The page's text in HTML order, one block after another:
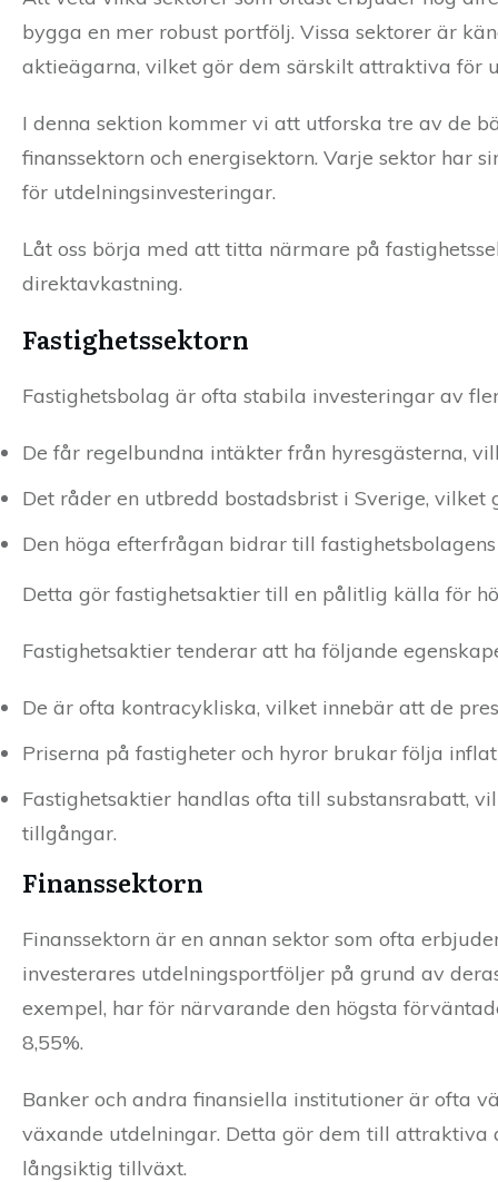
bygga en mer robust portfölj. Vissa sektorer är
aktieägarna, vilket gör dem särskilt attraktiva för
I denna sektion kommer vi att utforska tre av de
finanssektorn och energisektorn. Varje sektor har
för utdelningsinvesteringar.
Låt oss börja med att titta närmare på
direktavkastning.
Fastighetssektorn
Fastighetsbolag är ofta stabila investeringar av
De får regelbundna intäkter från hyresgästerna,
Det råder en utbredd bostadsbrist i Sverige,
Den höga efterfrågan bidrar till
Detta gör fastighetsaktier till en pålitlig källa för
Fastighetsaktier tenderar att ha följande
De är ofta kontracykliska, vilket innebär att de
Priserna på fastigheter och hyror brukar följa
Fastighetsaktier handlas ofta till substansrabatt,
tillgångar.
Finanssektorn
Finanssektorn är en annan sektor som ofta
investerares utdelningsportföljer på grund av
exempel, har för närvarande den högsta
8,55%.
Banker och andra finansiella institutioner är ofta
växande utdelningar. Detta gör dem till
långsiktig tillväxt.